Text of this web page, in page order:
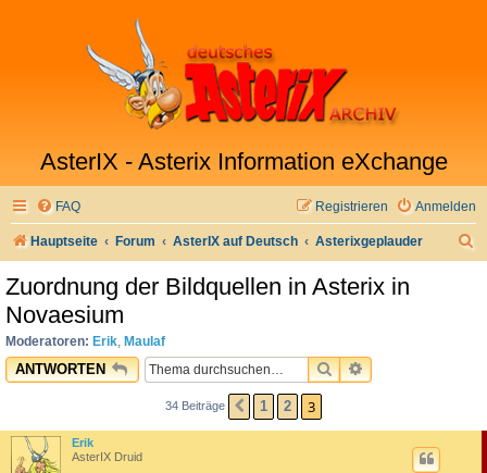
AsterIX - Asterix Information eXchange
FAQ Anmelden
Registrieren
Hauptseite Forum AsterIX auf Deutsch Asterixgeplauder
Zuordnung der Bildquellen in Asterix in
Novaesium
Moderatoren: Erik, Maulaf
ANTWORTEN SUCHEERWEITERTE
34 Beiträge VORHERIGE
1 2 3
Erik
AsterIX Druid